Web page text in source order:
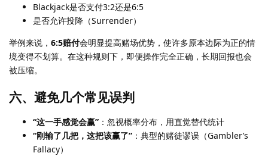
Blackjack是否支付3:2还是6:5
是否允许投降（Surrender）
举例来说， 6:5赔付会明显提高赌场优势，使许多原本边际为正的情
境变得不划算。在这种规则下，即便操作完全正确，长期回报也会
被压缩。
六、避免几个常见误判
“这一手感觉会赢” ：忽视概率分布，用直觉替代统计
“刚输了几把，这把该赢了” ：典型的赌徒谬误（Gambler’s
Fallacy）